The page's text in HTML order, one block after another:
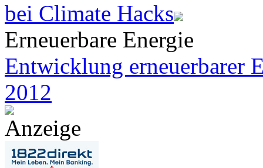
bei Climate Hacks
Erneuerbare Energie
Entwicklung erneuerbarer
2012
Anzeige